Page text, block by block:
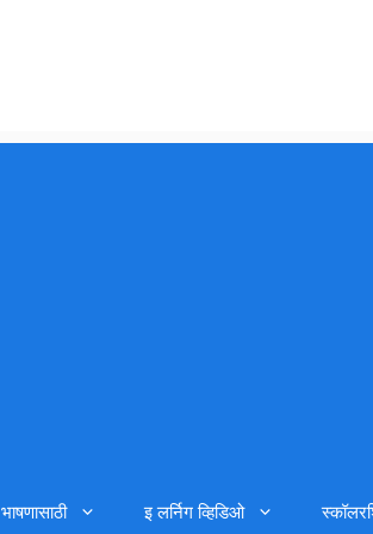
भाषणासाठी इ लर्निग व्हिडिओ